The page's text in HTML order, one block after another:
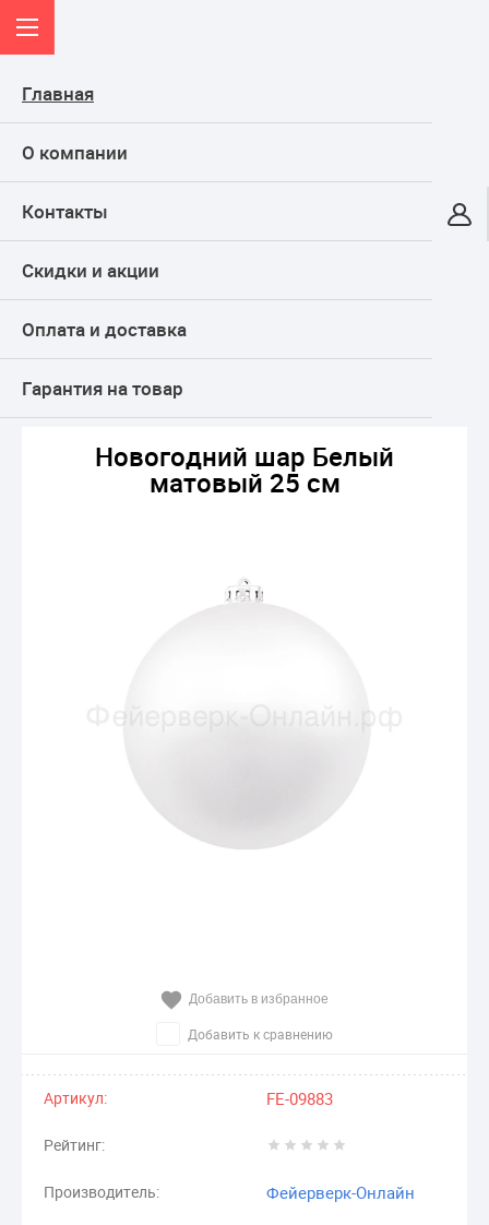
Главная
О компании
Контакты
Скидки и акции
Оплата и доставка
Гарантия на товар
Онлайн-гипермаркет
КАТАЛОГ
Новогодние товары
Елочные украшения
Новогодний шар Белый матовый 25 см
Новогодний шар Белый
матовый 25 см
Добавить в избранное
Добавить к сравнению
Артикул: FE-09883
Рейтинг:
Производитель: Фейерверк-Онлайн